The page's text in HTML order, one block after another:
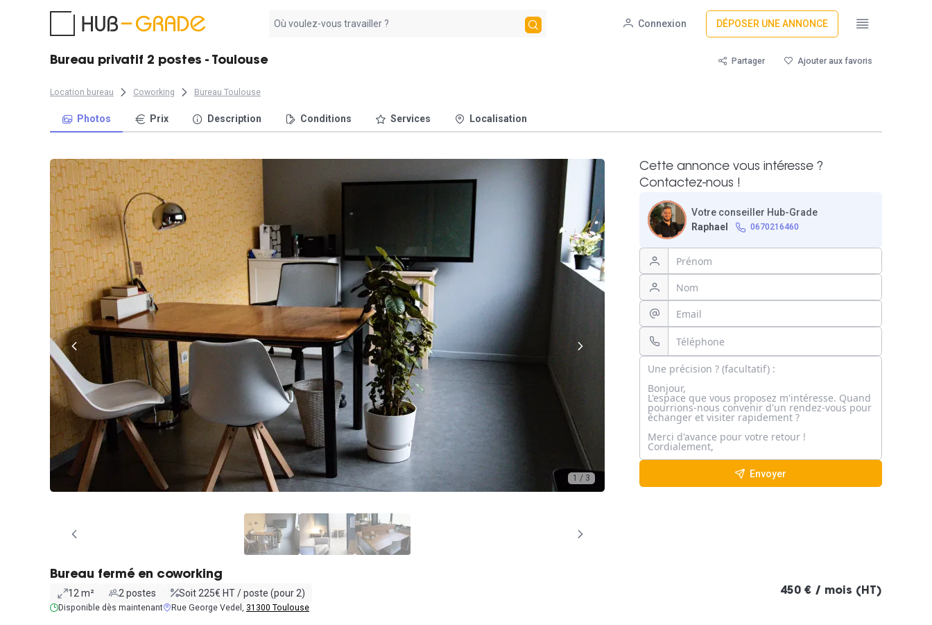
résultat
Connexion DÉPOSER UNE ANNONCE
Bureau privatif 2 postes - Toulouse Partager Ajouter aux favoris
Location bureau Coworking Bureau Toulouse
Photos Prix Description Conditions Services Localisation
1 / 3
Cette annonce vous intéresse ?
Contactez-nous !
Votre conseiller Hub-Grade
Raphael
0670216460
Envoyer
Bureau fermé en coworking
12 m² 2 postes Soit 225€ HT / poste (pour 2)
Disponible dès maintenant Rue George Vedel, 31300 Toulouse
450 € / mois (HT)